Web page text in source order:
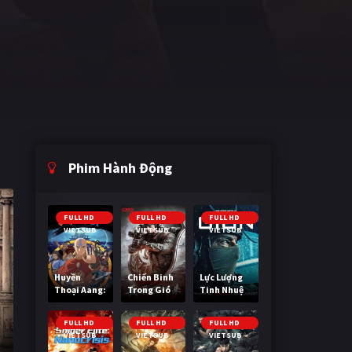
Phim Hành Động
FULL HD
VIETSUB
Huyền
Thoại Aang:
Tiết Khí Sư
Cuối Cùng
FULL HD
VIETSUB
Chiến Binh
Trong Gió
FULL HD
VIETSUB
Lực Lượng
Tinh Nhuệ
FULL HD
VIETSUB
FULL HD
VIETSUB
FULL HD
VIETSUB